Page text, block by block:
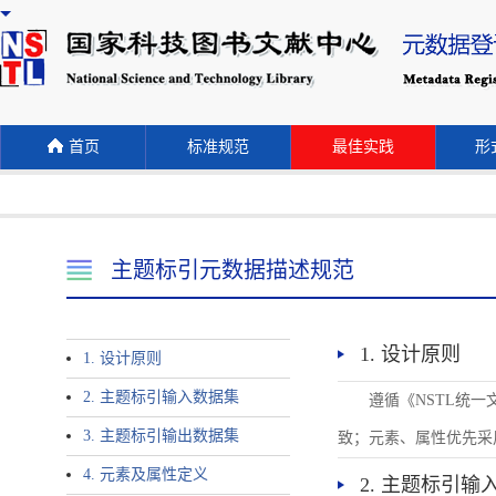
首页 标准规范 最佳实践 形
主题标引元数据描述规范
1. 设计原则
2. 主题标引输入数据集
3. 主题标引输出数据集
4. 元素及属性定义
1. 设计原则
遵循《NSTL统一
致；元素、属性优先
2. 主题标引输